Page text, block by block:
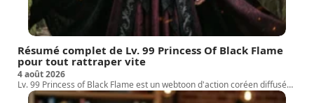
Résumé complet de Lv. 99 Princess Of Black Flame
pour tout rattraper vite
4 août 2026
Lv. 99 Princess of Black Flame est un webtoon d'action coréen diffusé…